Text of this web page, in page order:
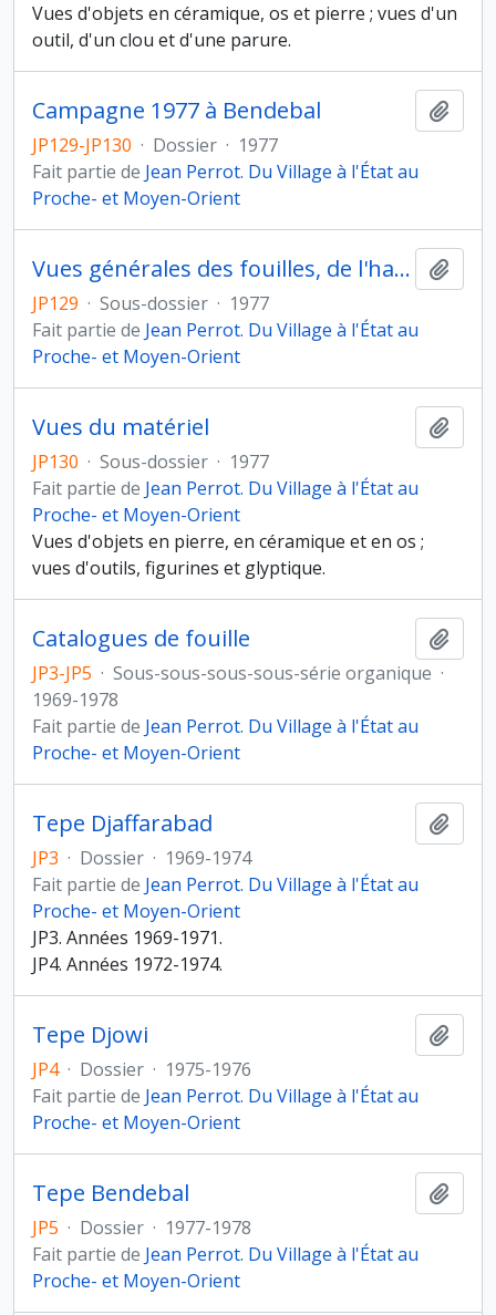
Vues d'objets en céramique, os et pierre ; vues d'un
outil, d'un clou et d'une parure.
Campagne 1977 à Bendebal
JP129-JP130 · Dossier · 1977
Fait partie de Jean Perrot. Du Village à l'État au
Proche- et Moyen-Orient
Vues générales des fouilles, de l'habitat et des coupes stratigraphiques
JP129 · Sous-dossier · 1977
Fait partie de Jean Perrot. Du Village à l'État au
Proche- et Moyen-Orient
Vues du matériel
JP130 · Sous-dossier · 1977
Fait partie de Jean Perrot. Du Village à l'État au
Proche- et Moyen-Orient
Vues d'objets en pierre, en céramique et en os ;
vues d'outils, figurines et glyptique.
Catalogues de fouille
JP3-JP5 · Sous-sous-sous-sous-série organique ·
1969-1978
Fait partie de Jean Perrot. Du Village à l'État au
Proche- et Moyen-Orient
Tepe Djaffarabad
JP3 · Dossier · 1969-1974
Fait partie de Jean Perrot. Du Village à l'État au
Proche- et Moyen-Orient
JP3. Années 1969-1971.
JP4. Années 1972-1974.
Tepe Djowi
JP4 · Dossier · 1975-1976
Fait partie de Jean Perrot. Du Village à l'État au
Proche- et Moyen-Orient
Tepe Bendebal
JP5 · Dossier · 1977-1978
Fait partie de Jean Perrot. Du Village à l'État au
Proche- et Moyen-Orient